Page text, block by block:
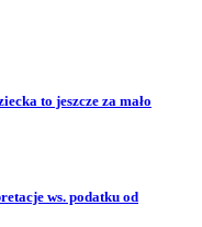
to jeszcze za mało
ws. podatku od